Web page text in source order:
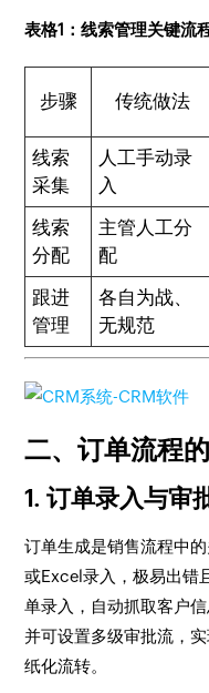
表格1：线索管理关键流
步骤 传统做法
线索
采集
人工手动录
入
线索
分配
主管人工分
配
跟进
管理
各自为战、
无规范
二、订单流程
1. 订单录入与审
订单生成是销售流程中
或Excel录入，极易出错
单录入，自动抓取客户
并可设置多级审批流，
纸化流转。